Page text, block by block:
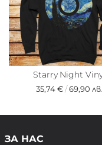
Starry Night
35,74 €/69,90 лв.
ЗА НАС